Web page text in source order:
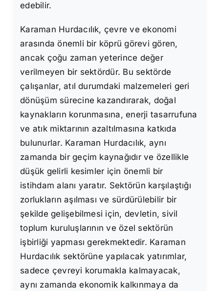
edebilir.
Karaman Hurdacılık, çevre ve ekonomi
arasında önemli bir köprü görevi gören,
ancak çoğu zaman yeterince değer
verilmeyen bir sektördür. Bu sektörde
çalışanlar, atıl durumdaki malzemeleri geri
dönüşüm sürecine kazandırarak, doğal
kaynakların korunmasına, enerji tasarrufuna
ve atık miktarının azaltılmasına katkıda
bulunurlar. Karaman Hurdacılık, aynı
zamanda bir geçim kaynağıdır ve özellikle
düşük gelirli kesimler için önemli bir
istihdam alanı yaratır. Sektörün karşılaştığı
zorlukların aşılması ve sürdürülebilir bir
şekilde gelişebilmesi için, devletin, sivil
toplum kuruluşlarının ve özel sektörün
işbirliği yapması gerekmektedir. Karaman
Hurdacılık sektörüne yapılacak yatırımlar,
sadece çevreyi korumakla kalmayacak,
aynı zamanda ekonomik kalkınmaya da